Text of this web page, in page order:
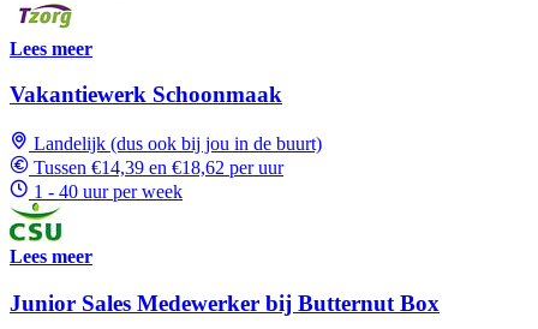
Lees meer
Vakantiewerk Schoonmaak
Landelijk (dus ook bij jou in de buurt)
Tussen €14,39 en €18,62 per uur
1 - 40 uur per week
Lees meer
Junior Sales Medewerker bij Butternut Box